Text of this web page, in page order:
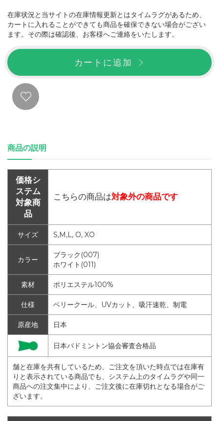
在庫状況と当サイトの在庫情報更新とはタイムラグがあるため、
カートに入れることができても商品を確保できない場合がござい
ます。その際は確認後、お客様へご連絡をいたします。
カートに追加
商品の説明
価格シ
ステム
対象商
品
こちらの商品は対象外の商品です
サイズ S,M,L, O, XO
カラー
ブラック(007)
ホワイト(011)
素材 ポリエステル100%
仕様 ベリークール、UVカット、吸汗速乾、制電
原産地 日本
日本バドミントン協会審査合格品
舗と在庫を共有しているため、ご注文を頂いた時点では在庫有
りと表示されている商品でも、システム上のタイムラグや同一
商品への注文集中により、ご注文後に在庫切れとなる場合がご
ざいます。